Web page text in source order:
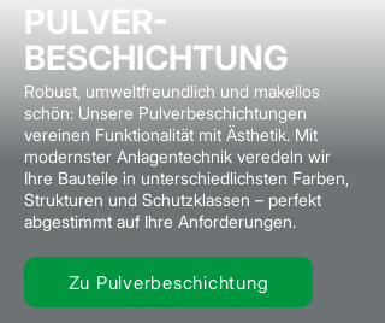
PULVER-
BESCHICHTUNG
Robust, umweltfreundlich und makellos
schön: Unsere Pulverbeschichtungen
vereinen Funktionalität mit Ästhetik. Mit
modernster Anlagentechnik veredeln wir
Ihre Bauteile in unterschiedlichsten Farben,
Strukturen und Schutzklassen – perfekt
abgestimmt auf Ihre Anforderungen.
Zu Pulverbeschichtung